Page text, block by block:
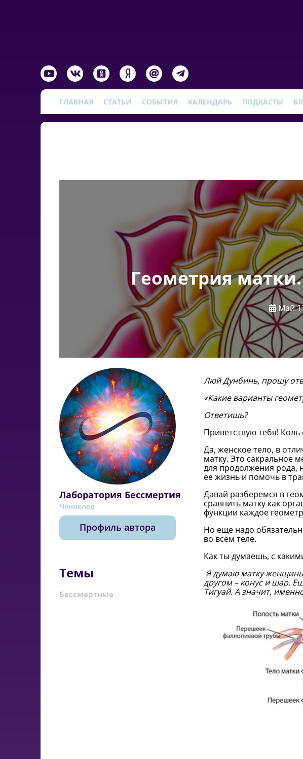
ГЛАВНАЯ СТАТЬИ СОБЫТИЯ КАЛЕНДАРЬ ПОДКАСТЫ
Геометрия
Май
Лаборатория Бессмертия
Ченнелер
Профиль автора
Темы
Бессмертные
Люй Дунбинь, прошу
«Какие варианты
Ответишь?
Приветствую тебя!
Да, женское тело, в
матку. Это сакральное
для продолжения рода,
ее жизнь и помочь в
Давай разберемся в
сравнить матку как
функции каждое
Но еще надо
во всем теле.
Как ты думаешь, с
Я думаю матку
другом – конус и шар.
Тигуай. А значит,